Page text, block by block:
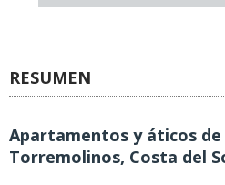
RESUMEN
Apartamentos y áticos
Torremolinos, Costa del